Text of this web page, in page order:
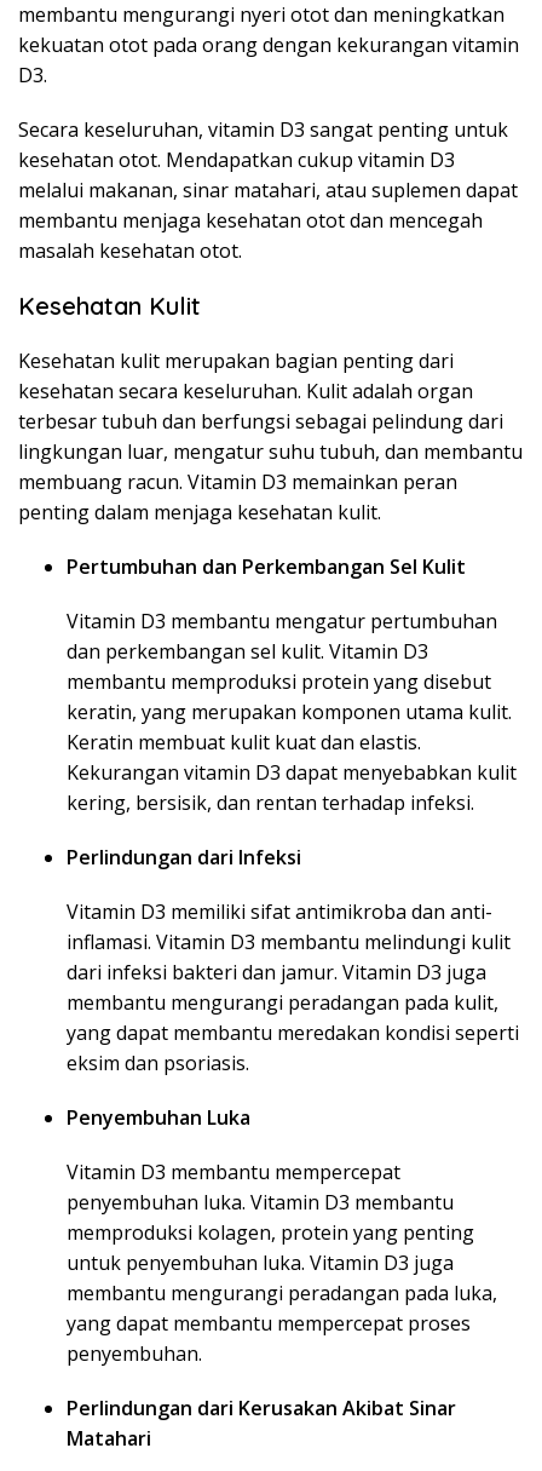
membantu mengurangi nyeri otot dan meningkatkan
kekuatan otot pada orang dengan kekurangan vitamin
D3.
Secara keseluruhan, vitamin D3 sangat penting untuk
kesehatan otot. Mendapatkan cukup vitamin D3
melalui makanan, sinar matahari, atau suplemen dapat
membantu menjaga kesehatan otot dan mencegah
masalah kesehatan otot.
Kesehatan Kulit
Kesehatan kulit merupakan bagian penting dari
kesehatan secara keseluruhan. Kulit adalah organ
terbesar tubuh dan berfungsi sebagai pelindung dari
lingkungan luar, mengatur suhu tubuh, dan membantu
membuang racun. Vitamin D3 memainkan peran
penting dalam menjaga kesehatan kulit.
Pertumbuhan dan Perkembangan Sel Kulit
Vitamin D3 membantu mengatur pertumbuhan
dan perkembangan sel kulit. Vitamin D3
membantu memproduksi protein yang disebut
keratin, yang merupakan komponen utama kulit.
Keratin membuat kulit kuat dan elastis.
Kekurangan vitamin D3 dapat menyebabkan kulit
kering, bersisik, dan rentan terhadap infeksi.
Perlindungan dari Infeksi
Vitamin D3 memiliki sifat antimikroba dan anti-
inflamasi. Vitamin D3 membantu melindungi kulit
dari infeksi bakteri dan jamur. Vitamin D3 juga
membantu mengurangi peradangan pada kulit,
yang dapat membantu meredakan kondisi seperti
eksim dan psoriasis.
Penyembuhan Luka
Vitamin D3 membantu mempercepat
penyembuhan luka. Vitamin D3 membantu
memproduksi kolagen, protein yang penting
untuk penyembuhan luka. Vitamin D3 juga
membantu mengurangi peradangan pada luka,
yang dapat membantu mempercepat proses
penyembuhan.
Perlindungan dari Kerusakan Akibat Sinar
Matahari